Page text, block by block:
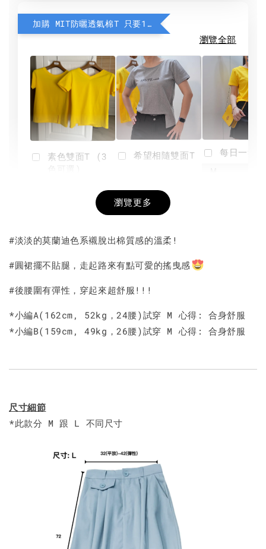
加購 MIT防曬透氣棉T 只要190元
瀏覽全部
素色雙面T (3
+
希望相隨雙面T
NT$ 190
-
每日一笑
加入購物車
瀏覽更多
#淡淡的莫蘭迪色系襯脫出棉質感的溫柔!
#圓裙擺不貼腿，走起路來有點可愛的搖曳感
#後腰圍有彈性，穿起來超舒服!!!
*小編A(162cm, 52kg，24腰)試穿 M 心得: 合身舒服
*小編B(159cm, 49kg，26腰)試穿 M 心得: 合身舒服
尺寸細節
*此款分 M 跟 L 不同尺寸